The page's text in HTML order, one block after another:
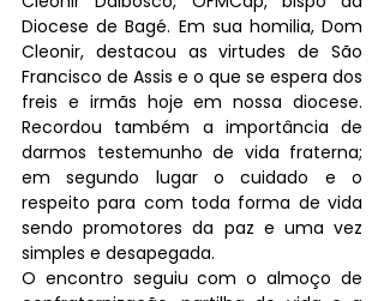
Diocese de Bagé. Em sua homilia, Dom
Cleonir, destacou as virtudes de São
Francisco de Assis e o que se espera dos
freis e irmãs hoje em nossa diocese.
Recordou também a importância de
darmos testemunho de vida fraterna;
em segundo lugar o cuidado e o
respeito para com toda forma de vida
sendo promotores da paz e uma vez
simples e desapegada.
O encontro seguiu com o almoço de